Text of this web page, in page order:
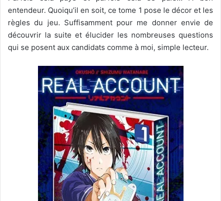
entendeur. Quoiqu’il en soit, ce tome 1 pose le décor et les
règles du jeu. Suffisamment pour me donner envie de
découvrir la suite et élucider les nombreuses questions
qui se posent aux candidats comme à moi, simple lecteur.